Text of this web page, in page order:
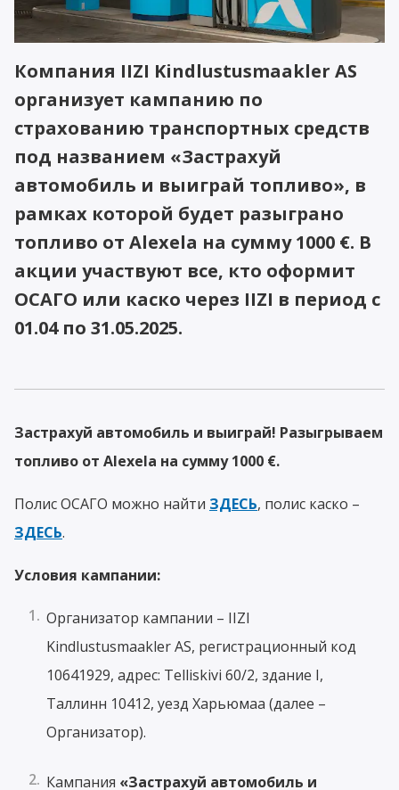
Компания IIZI Kindlustusmaakler AS
организует кампанию по
страхованию транспортных средств
под названием «Застрахуй
автомобиль и выиграй топливо», в
рамках которой будет разыграно
топливо от Alexela на сумму 1000 €. В
акции участвуют все, кто оформит
ОСАГО или каско через IIZI в период с
01.04 по 31.05.2025.
Застрахуй автомобиль и выиграй! Разыгрываем
топливо от Alexela на сумму 1000 €.
Полис ОСАГО можно найти ЗДЕСЬ, полис каско –
ЗДЕСЬ.
Условия кампании:
Организатор кампании – IIZI
Kindlustusmaakler AS, регистрационный код
10641929, адрес: Telliskivi 60/2, здание I,
Таллинн 10412, уезд Харьюмаа (далее –
Организатор).
Кампания «Застрахуй автомобиль и